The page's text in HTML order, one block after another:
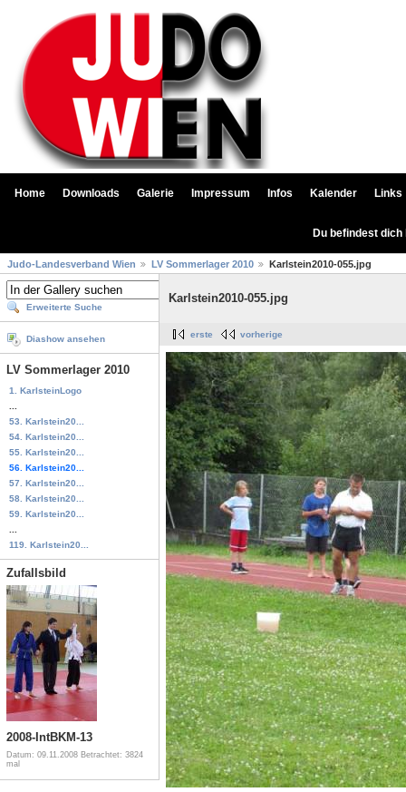
Home Downloads Galerie Impressum Infos Kalender Links
Du befindest
Judo-Landesverband Wien LV Sommerlager 2010 Karlstein2010-055.jpg
Erweiterte Suche
Diashow ansehen
LV Sommerlager 2010
1. KarlsteinLogo
53. Karlstein20...
54. Karlstein20...
55. Karlstein20...
56. Karlstein20...
57. Karlstein20...
58. Karlstein20...
59. Karlstein20...
119. Karlstein20...
Zufallsbild
2008-IntBKM-13
Datum: 09.11.2008 Betrachtet: 3824
mal
Karlstein2010-055.jpg
erste vorherige